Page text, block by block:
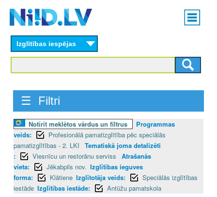
content
Main
menu
Izglītības iespējas
☰ Filtri
Notīrīt meklētos vārdus un filtrus
Programmas
veids:
Profesionālā pamatizglītība pēc speciālās
pamatizglītības - 2. LKI
Tematiskā joma detalizēti
:
Viesnīcu un restorānu serviss
Atrašanās
vieta:
Jēkabpils nov. Izglītības ieguves
forma:
Klātiene Izglītotāja veids:
Speciālās izglītības
iestāde Izglītības iestāde: Antūžu pamatskola